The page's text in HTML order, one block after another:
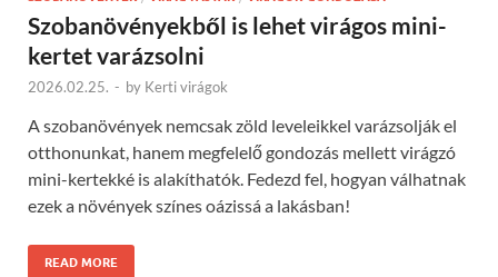
Szobanövényekből is lehet virágos mini-
kertet varázsolni
2026.02.25. - by Kerti virágok
A szobanövények nemcsak zöld leveleikkel varázsolják el
otthonunkat, hanem megfelelő gondozás mellett virágzó
mini-kertekké is alakíthatók. Fedezd fel, hogyan válhatnak
ezek a növények színes oázissá a lakásban!
READ MORE